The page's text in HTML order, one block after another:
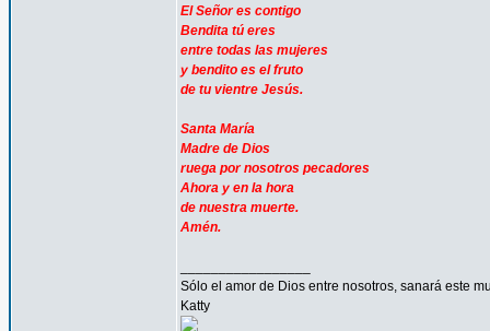
El Señor es contigo
Bendita tú eres
entre todas las mujeres
y bendito es el fruto
de tu vientre Jesús.
Santa María
Madre de Dios
ruega por nosotros pecadores
Ahora y en la hora
de nuestra muerte.
Amén.
Sólo el amor de Dios entre nosotros, sanará este
Katty